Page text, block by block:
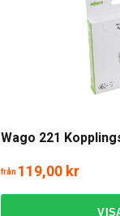
Wago 221
från 119,00 kr